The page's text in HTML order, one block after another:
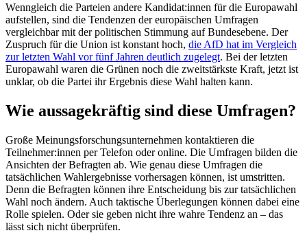
Wenngleich die Parteien andere Kandidat:innen für die Europawahl
aufstellen, sind die Tendenzen der europäischen Umfragen
vergleichbar mit der politischen Stimmung auf Bundesebene. Der
Zuspruch für die Union ist konstant hoch, die AfD hat im Vergleich
zur letzten Wahl vor fünf Jahren deutlich zugelegt. Bei der letzten
Europawahl waren die Grünen noch die zweitstärkste Kraft, jetzt ist
unklar, ob die Partei ihr Ergebnis diese Wahl halten kann.
Wie aussagekräftig sind diese Umfragen?
Große Meinungsforschungsunternehmen kontaktieren die
Teilnehmer:innen per Telefon oder online. Die Umfragen bilden die
Ansichten der Befragten ab. Wie genau diese Umfragen die
tatsächlichen Wahlergebnisse vorhersagen können, ist umstritten.
Denn die Befragten können ihre Entscheidung bis zur tatsächlichen
Wahl noch ändern. Auch taktische Überlegungen können dabei eine
Rolle spielen. Oder sie geben nicht ihre wahre Tendenz an – das
lässt sich nicht überprüfen.